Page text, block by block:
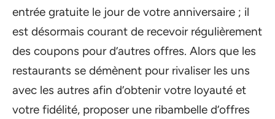
entrée gratuite le jour de votre anniversaire ; il
est désormais courant de recevoir régulièrement
des coupons pour d’autres offres. Alors que les
restaurants se démènent pour rivaliser les uns
avec les autres afin d’obtenir votre loyauté et
votre fidélité, proposer une ribambelle d’offres